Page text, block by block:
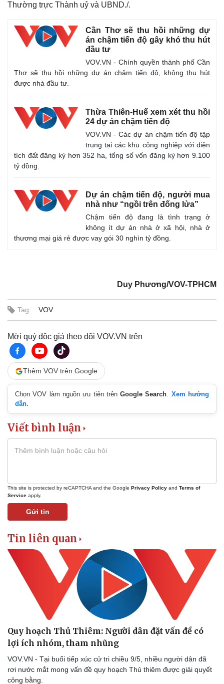
Kinh tế
Bất động sản
Khởi nghiệp
Thường trực Thành uỷ và UBND./.
Cần Thơ sẽ thu hồi những dự
án chậm tiến độ gây khó thu hút
đầu tư
VOV.VN - Chính quyền thành phố Cần
Thơ sẽ thu hồi những dự án chậm tiến độ, không thu hút
được nhà đầu tư.
Thừa Thiên-Huế xem xét thu hồi
24 dự án chậm tiến độ
VOV.VN - Các dự án chậm tiến độ tập
trung tại các khu công nghiệp với diện
tích đất đăng ký hơn 352 ha, tổng số vốn đăng ký hơn 9.100
tỷ đồng.
Dự án chậm tiến độ, người mua
nhà như “ngồi trên đống lửa”
Chậm tiến độ đang là tình trạng ở
không ít dự án nhà ở xã hội, nhà ở
thương mại giá rẻ được vay gói 30 nghìn tỷ đồng.
Duy Phương/VOV-TPHCM
Tag: VOV
Mời quý độc giả theo dõi VOV.VN trên
Thêm VOV trên Google
Chọn VOV làm nguồn ưu tiên trênGoogle Search. Xem hướng
dẫn.
Viết bình luận
This site is protected by reCAPTCHA and the Google Privacy Policy and Terms of
Service apply.
Gửi tin
Tin liên quan
Quy hoạch Thủ Thiêm: Người dân đặt vấn đề có
lợi ích nhóm, tham nhũng
VOV.VN - Tại buổi tiếp xúc cử tri chiều 9/5, nhiều người dân đã
rơi nước mắt mong vấn đề quy hoạch Thủ thiêm được giải quyết
công bằng.